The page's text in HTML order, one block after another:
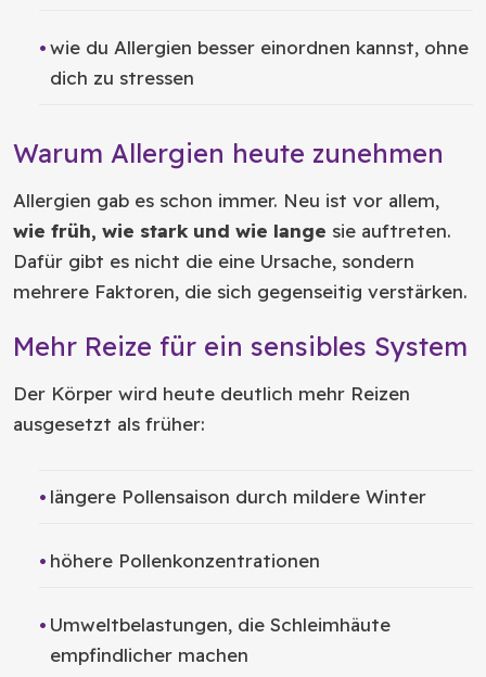
wie du Allergien besser einordnen kannst, ohne
dich zu stressen
Warum Allergien heute zunehmen
Allergien gab es schon immer. Neu ist vor allem,
wie früh, wie stark und wie lange sie auftreten.
Dafür gibt es nicht die eine Ursache, sondern
mehrere Faktoren, die sich gegenseitig verstärken.
Mehr Reize für ein sensibles System
Der Körper wird heute deutlich mehr Reizen
ausgesetzt als früher:
längere Pollensaison durch mildere Winter
höhere Pollenkonzentrationen
Umweltbelastungen, die Schleimhäute
empfindlicher machen